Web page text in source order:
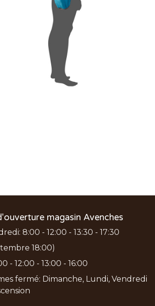
magasin Avenches
8:00 - 12:00 - 13:30 - 17:30
18:00)
- 12:00 - 13:00 - 16:00
fermé: Dimanche, Lundi, Vendredi